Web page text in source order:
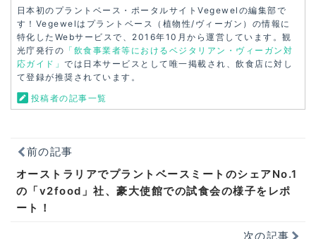
日本初のプラントベース・ポータルサイトVegewelの編集部で
す！Vegewelはプラントベース（植物性/ヴィーガン）の情報に
特化したWebサービスで、2016年10月から運営しています。観
光庁発行の 「飲食事業者等におけるベジタリアン・ヴィーガン対
応ガイド」 では日本サービスとして唯一掲載され、飲食店に対し
て登録が推奨されています。
投稿者の記事一覧
前の記事
オーストラリアでプラントベースミートのシェアNo.1
の「v2food」社、豪大使館での試食会の様子をレポ
ート！
次の記事